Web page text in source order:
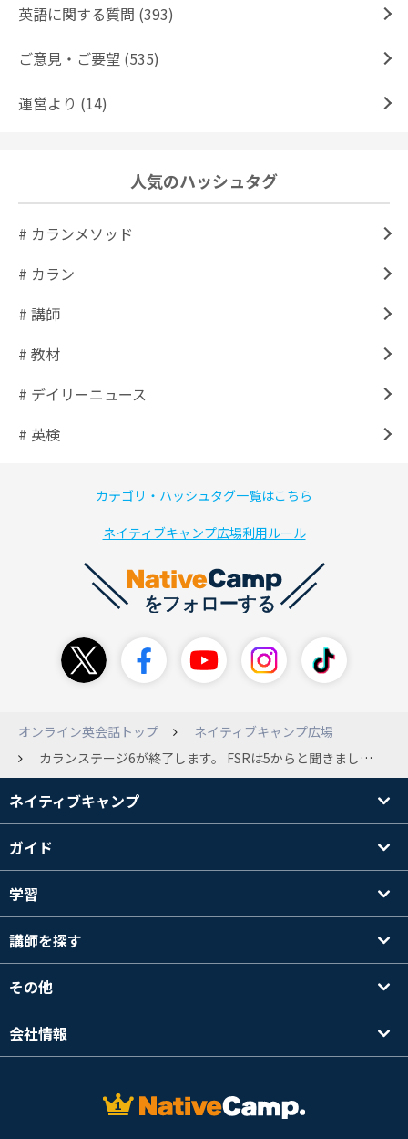
英語に関する質問 (393)
ご意見・ご要望 (535)
運営より (14)
人気のハッシュタグ
# カランメソッド
# カラン
# 講師
# 教材
# デイリーニュース
# 英検
カテゴリ・ハッシュタグ一覧はこちら
ネイティブキャンプ広場利用ルール
オンライン英会話トップ
ネイティブキャンプ広場
カランステージ6が終了します。 FSRは5からと聞きましたが、全部やるのでしょうか？ちなみにステージ4が終わった時は3の FSRは 一回で終わったので、それと同じ感じでしょうか？
ネイティブキャンプ
ガイド
学習
講師を探す
その他
会社情報